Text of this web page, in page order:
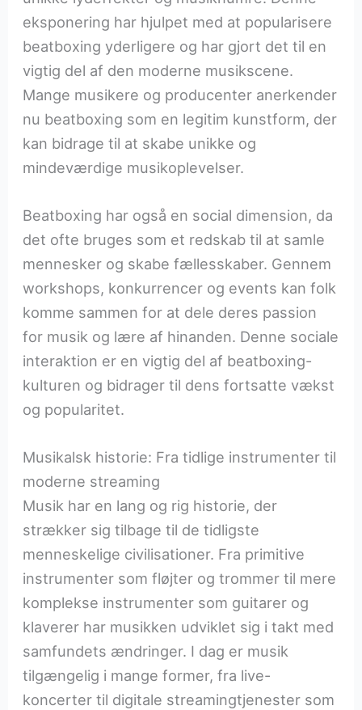
eksponering har hjulpet med at popularisere
beatboxing yderligere og har gjort det til en
vigtig del af den moderne musikscene.
Mange musikere og producenter anerkender
nu beatboxing som en legitim kunstform, der
kan bidrage til at skabe unikke og
mindeværdige musikoplevelser.
Beatboxing har også en social dimension, da
det ofte bruges som et redskab til at samle
mennesker og skabe fællesskaber. Gennem
workshops, konkurrencer og events kan folk
komme sammen for at dele deres passion
for musik og lære af hinanden. Denne sociale
interaktion er en vigtig del af beatboxing-
kulturen og bidrager til dens fortsatte vækst
og popularitet.
Musikalsk historie: Fra tidlige instrumenter til
moderne streaming
Musik har en lang og rig historie, der
strækker sig tilbage til de tidligste
menneskelige civilisationer. Fra primitive
instrumenter som fløjter og trommer til mere
komplekse instrumenter som guitarer og
klaverer har musikken udviklet sig i takt med
samfundets ændringer. I dag er musik
tilgængelig i mange former, fra live-
koncerter til digitale streamingtjenester som